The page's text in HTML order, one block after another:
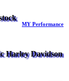
MY Performance
Harley Davidson